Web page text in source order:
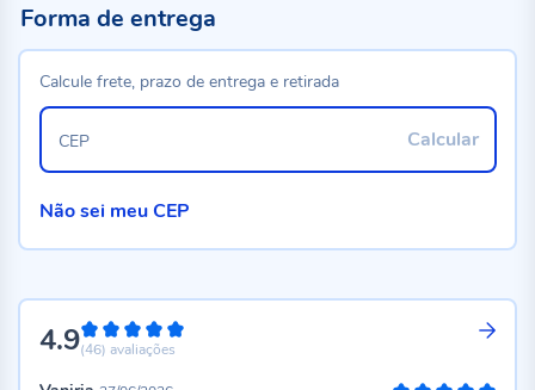
4.998%
(46) avaliações
Forma de entrega
Calcule frete, prazo de entrega e retirada
Calcular
CEP
Não sei meu CEP